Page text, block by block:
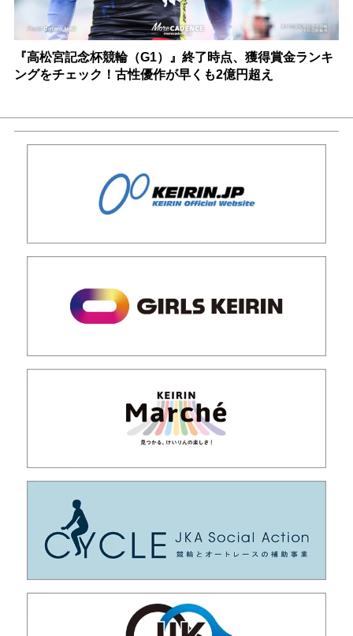
『高松宮記念杯競輪（G1）』終了時点、獲得賞金ランキ
ングをチェック！古性優作が早くも2億円超え